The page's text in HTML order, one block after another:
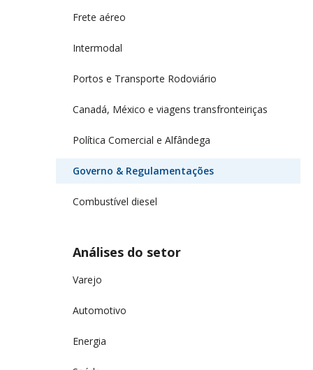
Frete aéreo
Intermodal
Portos e Transporte Rodoviário
Canadá, México e viagens transfronteiriças
Política Comercial e Alfândega
Governo & Regulamentações
Combustível diesel
Análises do setor
Varejo
Automotivo
Energia